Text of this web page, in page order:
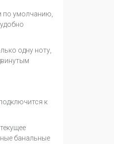
по умолчанию,
одну ноту,
к
банальные